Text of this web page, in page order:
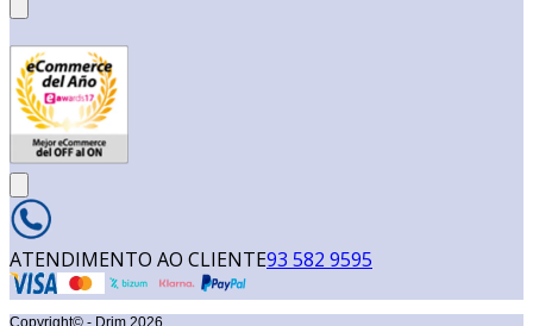
ATENDIMENTO AO CLIENTE93 582 9595
Copyright© - Drim 2026